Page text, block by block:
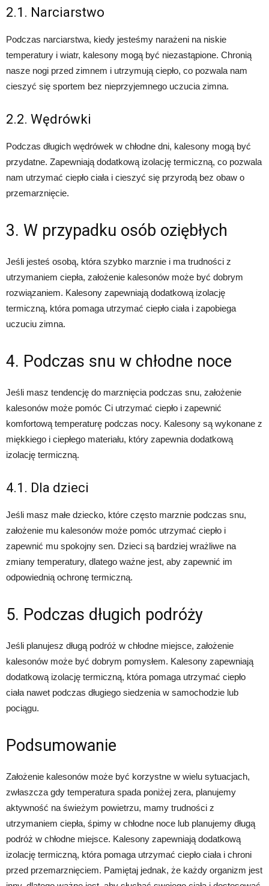
2.1. Narciarstwo
Podczas narciarstwa, kiedy jesteśmy narażeni na niskie
temperatury i wiatr, kalesony mogą być niezastąpione. Chronią
nasze nogi przed zimnem i utrzymują ciepło, co pozwala nam
cieszyć się sportem bez nieprzyjemnego uczucia zimna.
2.2. Wędrówki
Podczas długich wędrówek w chłodne dni, kalesony mogą być
przydatne. Zapewniają dodatkową izolację termiczną, co pozwala
nam utrzymać ciepło ciała i cieszyć się przyrodą bez obaw o
przemarznięcie.
3. W przypadku osób oziębłych
Jeśli jesteś osobą, która szybko marznie i ma trudności z
utrzymaniem ciepła, założenie kalesonów może być dobrym
rozwiązaniem. Kalesony zapewniają dodatkową izolację
termiczną, która pomaga utrzymać ciepło ciała i zapobiega
uczuciu zimna.
4. Podczas snu w chłodne noce
Jeśli masz tendencję do marznięcia podczas snu, założenie
kalesonów może pomóc Ci utrzymać ciepło i zapewnić
komfortową temperaturę podczas nocy. Kalesony są wykonane z
miękkiego i ciepłego materiału, który zapewnia dodatkową
izolację termiczną.
4.1. Dla dzieci
Jeśli masz małe dziecko, które często marznie podczas snu,
założenie mu kalesonów może pomóc utrzymać ciepło i
zapewnić mu spokojny sen. Dzieci są bardziej wrażliwe na
zmiany temperatury, dlatego ważne jest, aby zapewnić im
odpowiednią ochronę termiczną.
5. Podczas długich podróży
Jeśli planujesz długą podróż w chłodne miejsce, założenie
kalesonów może być dobrym pomysłem. Kalesony zapewniają
dodatkową izolację termiczną, która pomaga utrzymać ciepło
ciała nawet podczas długiego siedzenia w samochodzie lub
pociągu.
Podsumowanie
Założenie kalesonów może być korzystne w wielu sytuacjach,
zwłaszcza gdy temperatura spada poniżej zera, planujemy
aktywność na świeżym powietrzu, mamy trudności z
utrzymaniem ciepła, śpimy w chłodne noce lub planujemy długą
podróż w chłodne miejsce. Kalesony zapewniają dodatkową
izolację termiczną, która pomaga utrzymać ciepło ciała i chroni
przed przemarznięciem. Pamiętaj jednak, że każdy organizm jest